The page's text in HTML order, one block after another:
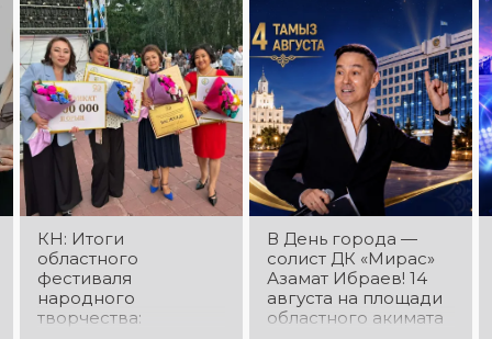
коллективов
проекта «Даму бала»!
Вас ждут яркие
выступления юных
талантов,
прекрасные песни,
зажигательные
танцы и
праздничное
настроение!
ансамбля — Шамиль
Фахрутдинов. Вас
ждут зрелищные
хореографические
постановки, яркие
образы,
зажигательные
ритмы и
праздничное
настроение!
КН: Итоги
областного
фестиваля
народного
творчества:
В День города —
солист ДК «Мирас»
Азамат Ибраев! 14
августа на площади
областного акимата